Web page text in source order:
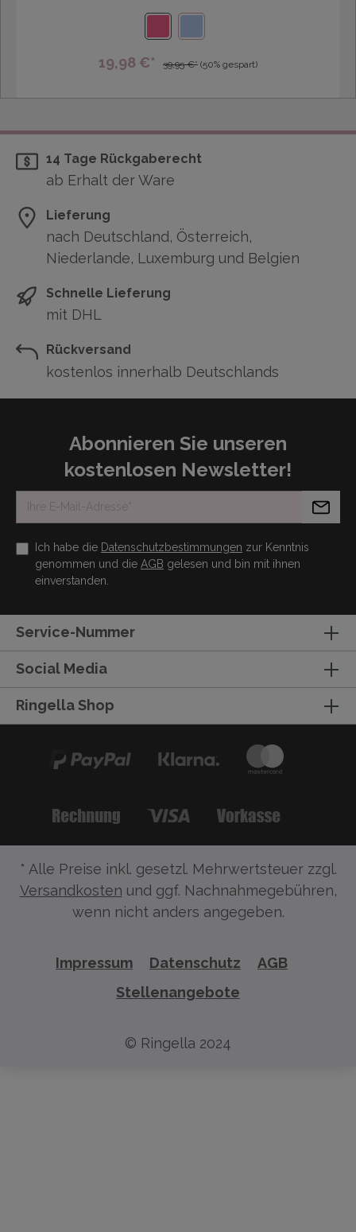
19,98 €* 39,95 €* (50% gespart)
14 Tage Rückgaberecht
ab Erhalt der Ware
Lieferung
nach Deutschland, Österreich,
Niederlande, Luxemburg und Belgien
Schnelle Lieferung
mit DHL
Rückversand
kostenlos innerhalb Deutschlands
Abonnieren Sie unseren
kostenlosen Newsletter!
Ich habe die Datenschutzbestimmungen zur Kenntnis
genommen und die AGB gelesen und bin mit ihnen
einverstanden.
Service-Nummer
Social Media
Ringella Shop
* Alle Preise inkl. gesetzl. Mehrwertsteuer zzgl.
Versandkosten und ggf. Nachnahmegebühren,
wenn nicht anders angegeben.
Impressum Datenschutz
AGB
Stellenangebote
© Ringella 2024